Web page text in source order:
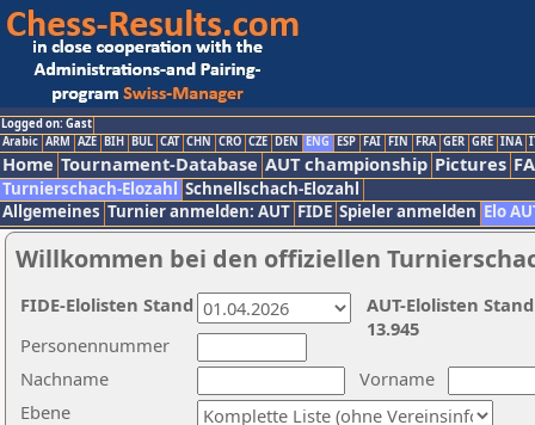
Logged on: Gast
Arabic ARM AZE BIH BUL CAT CHN CRO CZE DEN ENG ESP FAI FIN FRA GER GRE INA
Home Tournament-Database AUT championship Pictures
Turnierschach-Elozahl Schnellschach-Elozahl
Allgemeines Turnier anmelden: AUT FIDE Spieler anmelden Elo
Willkommen bei den offiziellen
Nachname
Vorname
Ebene
Personennummer
AUT-Elolisten
13.945
FIDE-Elolisten Stand